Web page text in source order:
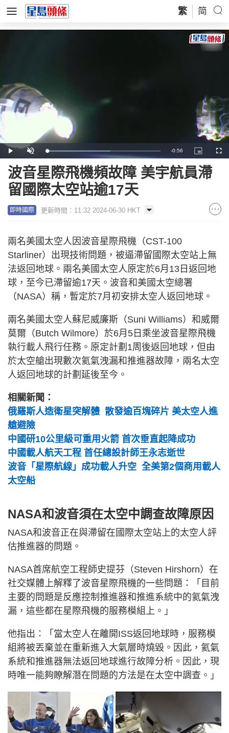
繁 简
Play Unmute Loaded:
56.11%
Remaining
Time
-0:56
Picture-
in-
波音星際飛機頻故障 美宇航員滯
留國際太空站逾17天
即時國際 更新時間：11:32 2024-06-30 HKT
兩名美國太空人因波音星際飛機（CST-100
Starliner）出現技術問題，被逼滯留國際太空站上無
法返回地球。兩名美國太空人原定於6月13日返回地
球，至今已滯留逾17天。波音和美國太空總署
（NASA）稱，暫定於7月初安排太空人返回地球。
兩名美國太空人蘇尼威廉斯（Suni Williams）和威爾
莫爾（Butch Wilmore）於6月5日乘坐波音星際飛機
執行載人飛行任務。原定計劃1周後返回地球，但由
於太空艙出現數次氦氣洩漏和推進器故障，兩名太空
人返回地球的計劃延後至今。
相關新聞：
俄羅斯人造衛星突解體 散發逾百塊碎片 美太空人進
艙避險
中國研10公里級可重用火箭 首次垂直起降成功
中國載人航天工程 首任總設計師王永志逝世
波音「星際航線」成功載人升空 全美第2個商用載人
太空船
NASA和波音須在太空中調查故障原因
NASA和波音正在與滯留在國際太空站上的太空人評
估推進器的問題。
NASA首席航空工程師史提芬（Steven Hirshorn）在
社交媒體上解釋了波音星際飛機的一些問題：「目前
主要的問題是反應控制推進器和推進系統中的氦氣洩
漏，這些都在星際飛機的服務模組上。」
他指出：「當太空人在離開ISS返回地球時，服務模
組將被丟棄並在重新進入大氣層時燒毀。因此，氦氣
系統和推進器無法返回地球進行故障分析。因此，現
時唯一能夠瞭解潛在問題的方法是在太空中調查。」